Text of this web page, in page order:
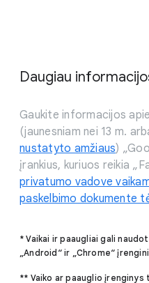
Daugiau
Gaukite informacijos
(jaunesniam nei 13 m.
nustatyto amžiaus)
įrankius, kuriuos reikia
privatumo vadove
paskelbimo dokumente
* Vaikai ir paaugliai gali
„Android“ ir „Chrome“
** Vaiko ar paauglio